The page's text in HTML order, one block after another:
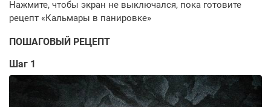
ПОШАГОВЫЙ РЕЦЕПТ
Шаг 1